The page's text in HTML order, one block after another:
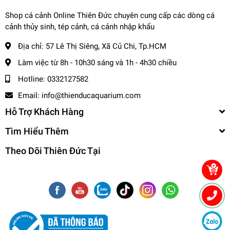
☎️
Hotline (Zalo): 0332127582 / 0982577871
🌎Website:cacanhthienduc.com
Địa chỉ: 57 Lê Thị Siêng, Ấp Tiền, Tân Thông Hội, Củ Chi
#cacanh #cathuysinh #caneon #cacanhgiare #thuysinhgiare
Cảm ơn quý khách đã tin tưởng và ủng hộ
Shop cá cảnh Online Thiên Đức chuyên cung cấp các dòng cá
cảnh thủy sinh, tép cảnh, cá cảnh nhập khẩu
Địa chỉ: 57 Lê Thị Siêng, Xã Củ Chi, Tp.HCM
Làm việc từ 8h - 10h30 sáng và 1h - 4h30 chiều
Hotline: 0332127582
Email: info@thienducaquarium.com
Hỗ Trợ Khách Hàng
Tìm Hiểu Thêm
Theo Dõi Thiên Đức Tại